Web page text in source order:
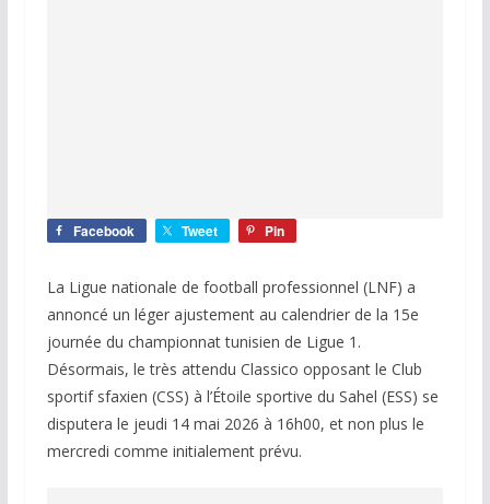
Facebook Tweet Pin
La Ligue nationale de football professionnel (LNF) a
annoncé un léger ajustement au calendrier de la 15e
journée du championnat tunisien de Ligue 1.
Désormais, le très attendu Classico opposant le Club
sportif sfaxien (CSS) à l’Étoile sportive du Sahel (ESS) se
disputera le jeudi 14 mai 2026 à 16h00, et non plus le
mercredi comme initialement prévu.